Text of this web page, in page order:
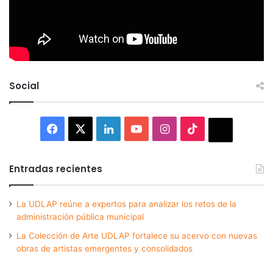
Social
Facebook LinkedInYouTubeInstagram
Entradas recientes
La UDLAP reúne a expertos para analizar los retos de la
administración pública municipal
La Colección de Arte UDLAP fortalece su acervo con nuevas
obras de artistas emergentes y consolidados